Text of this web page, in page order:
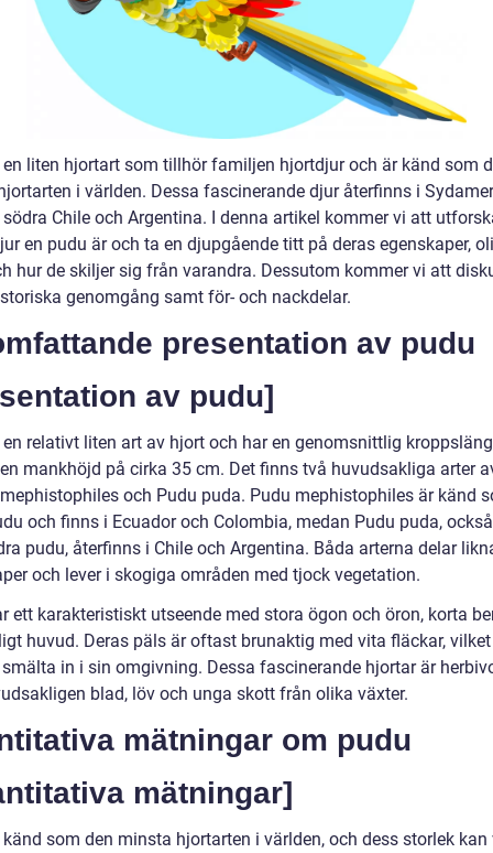
en liten hjortart som tillhör familjen hjortdjur och är känd som
i världen. Dessa fascinerande djur återfinns i
Chile och Argentina. I denna artikel kommer vi att
en pudu är och ta en djupgående titt på deras egenskaper,
hur de skiljer sig från varandra. Dessutom kommer vi att
genomgång samt för- och nackdelar.
presentation av pudu
av pudu]
en relativt liten art av hjort och har en genomsnittlig
mankhöjd på cirka 35 cm. Det finns två huvudsakliga arter
och Pudu puda. Pudu mephistophiles är känd
och finns i Ecuador och Colombia, medan Pudu puda,
pudu, återfinns i Chile och Argentina. Båda arterna delar
och lever i skogiga områden med tjock vegetation.
ett karakteristiskt utseende med stora ögon och öron, korta
huvud. Deras päls är oftast brunaktig med vita fläckar,
in i sin omgivning. Dessa fascinerande hjortar är
blad, löv och unga skott från olika växter.
mätningar om pudu
mätningar]
som den minsta hjortarten i världen, och dess storlek kan